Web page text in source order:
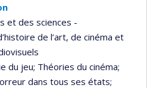
et des sciences -
de l’art, de cinéma et
du jeu; Théories du cinéma;
dans tous ses états;